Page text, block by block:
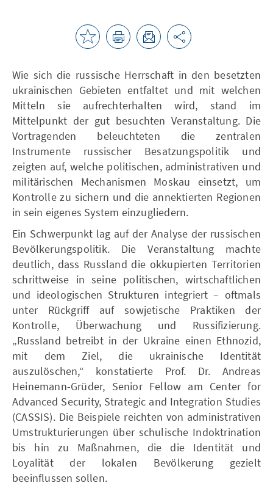
Wie sich die russische Herrschaft in den besetzten
ukrainischen Gebieten entfaltet und mit welchen
Mitteln sie aufrechterhalten wird, stand im
Mittelpunkt der gut besuchten Veranstaltung. Die
Vortragenden beleuchteten die zentralen
Instrumente russischer Besatzungspolitik und
zeigten auf, welche politischen, administrativen und
militärischen Mechanismen Moskau einsetzt, um
Kontrolle zu sichern und die annektierten Regionen
in sein eigenes System einzugliedern.
Ein Schwerpunkt lag auf der Analyse der russischen
Bevölkerungspolitik. Die Veranstaltung machte
deutlich, dass Russland die okkupierten Territorien
schrittweise in seine politischen, wirtschaftlichen
und ideologischen Strukturen integriert – oftmals
unter Rückgriff auf sowjetische Praktiken der
Kontrolle, Überwachung und Russifizierung.
„Russland betreibt in der Ukraine einen Ethnozid,
mit dem Ziel, die ukrainische Identität
auszulöschen,“ konstatierte Prof. Dr. Andreas
Heinemann-Grüder, Senior Fellow am Center for
Advanced Security, Strategic and Integration Studies
(CASSIS). Die Beispiele reichten von administrativen
Umstrukturierungen über schulische Indoktrination
bis hin zu Maßnahmen, die die Identität und
Loyalität der lokalen Bevölkerung gezielt
beeinflussen sollen.